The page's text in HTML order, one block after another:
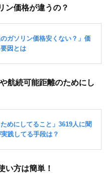
ン価格が違うの？
航続可能距離のためにし
い方は簡単！